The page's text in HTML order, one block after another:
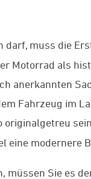
darf, muss die
Motorrad als
anerkannten
Fahrzeug im
modernere
Sie es